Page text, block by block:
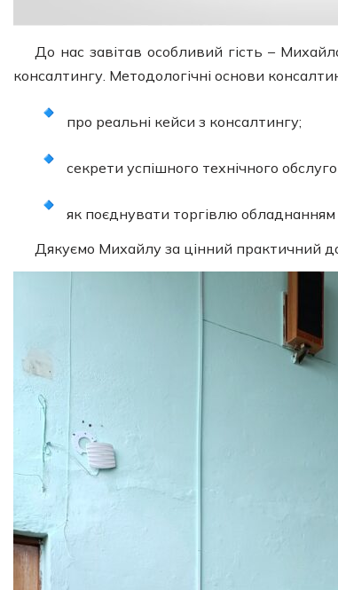
До нас завітав особливий гість –
консалтингу. Методологічні основи
про реальні кейси з консалтингу;
секрети успішного технічного
як поєднувати торгівлю
Дякуємо Михайлу за цінний практичний